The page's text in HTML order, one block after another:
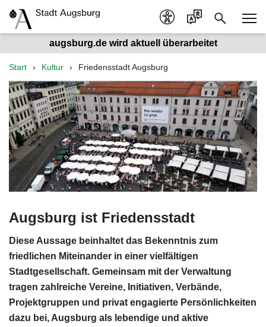
augsburg.de wird aktuell überarbeitet
Start Kultur Friedensstadt Augsburg
Augsburg ist Friedensstadt
Diese Aussage beinhaltet das Bekenntnis zum
friedlichen Miteinander in einer vielfältigen
Stadtgesellschaft. Gemeinsam mit der Verwaltung
tragen zahlreiche Vereine, Initiativen, Verbände,
Projektgruppen und privat engagierte Persönlichkeiten
dazu bei, Augsburg als lebendige und aktive